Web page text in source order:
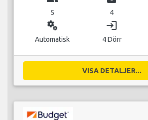
5 4
miscellaneous_services
Automatisk
login
4 Dörr
VISA DETALJER...